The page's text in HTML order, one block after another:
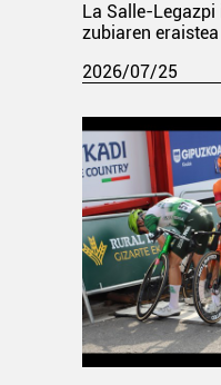
La Salle-
zubiaren eraistea
2026/07/25